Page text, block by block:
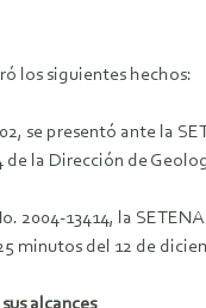
los siguientes hechos:
se presentó ante la
la Dirección de
2004-13414, la
minutos del 12 de